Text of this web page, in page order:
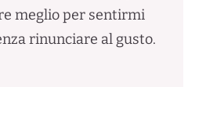
meglio per sentirmi
rinunciare al gusto.